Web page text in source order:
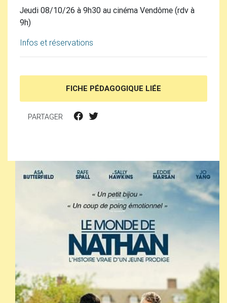
Jeudi 08/10/26 à 9h30 au cinéma Vendôme (rdv à
9h)
Infos et réservations
FICHE PÉDAGOGIQUE LIÉE
PARTAGER